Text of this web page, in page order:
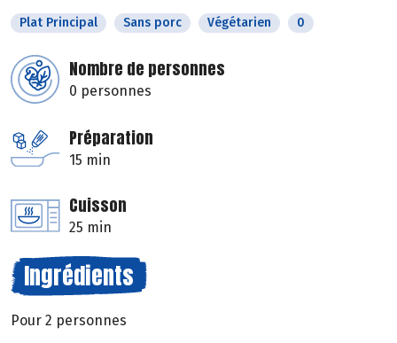
Plat Principal Sans porc Végétarien 0
Nombre de personnes
0 personnes
Préparation
15 min
Cuisson
25 min
Ingrédients
Pour 2 personnes